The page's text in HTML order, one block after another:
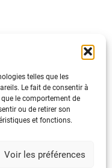
telles que les
Le fait de consentir à
le comportement de
ou de retirer son
et fonctions.
Voir les préférences